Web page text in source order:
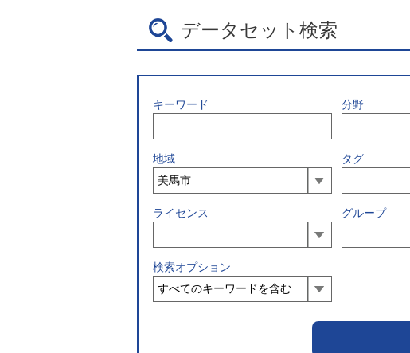
データセット検索
キーワード 分野
地域 タグ
ライセンス グループ
検索オプション